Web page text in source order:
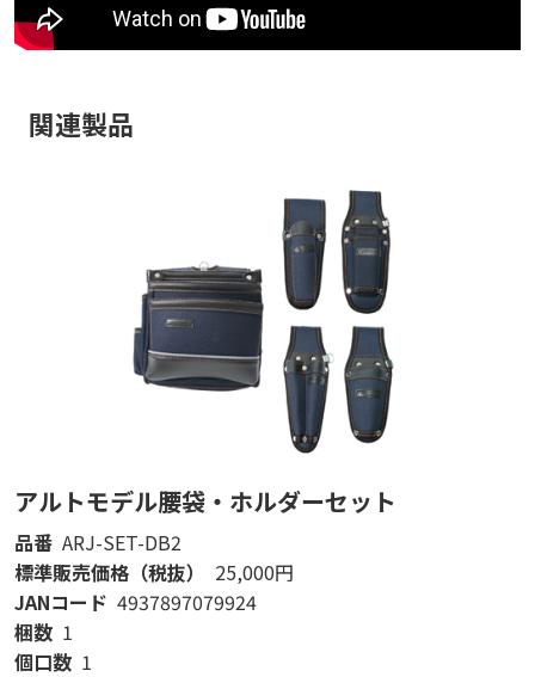
関連製品
アルトモデル腰袋・ホルダーセット
品番 ARJ-SET-DB1
標準販売価格（税抜）
JANコード 4937897079917